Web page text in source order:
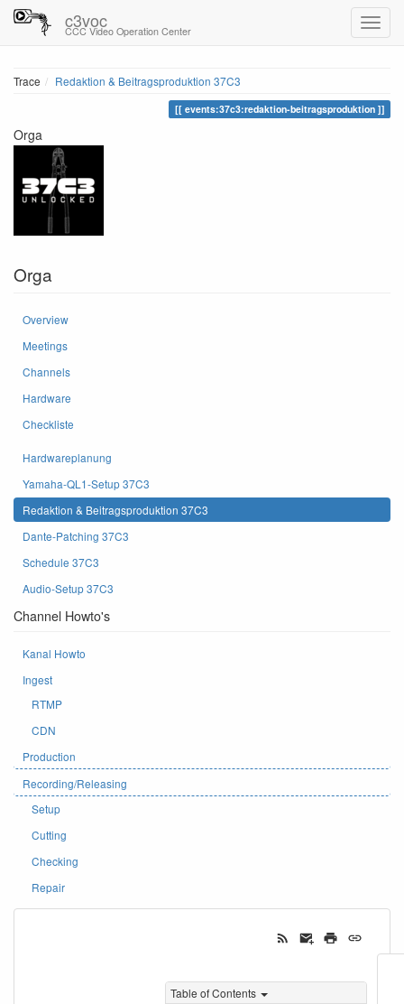
c3voc
CCC Video Operation Center
Trace Redaktion & Beitragsproduktion 37C3
events:37c3:redaktion-beitragsproduktion
Orga
Orga
Overview
Meetings
Channels
Hardware
Checkliste
Hardwareplanung
Yamaha-QL1-Setup 37C3
Redaktion & Beitragsproduktion 37C3
Dante-Patching 37C3
Schedule 37C3
Audio-Setup 37C3
Channel Howto's
Kanal Howto
Ingest
RTMP
CDN
Production
Recording/Releasing
Setup
Cutting
Checking
Repair
Table of Contents